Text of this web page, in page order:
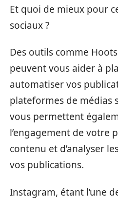
Et quoi de mieux pour
sociaux ?
Des outils comme
peuvent vous aider à
automatiser vos
plateformes de médias
vous permettent
l’engagement de votre
contenu et d’analyser
vos publications.
Instagram, étant l’une